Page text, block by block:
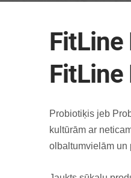
FitLine
FitLine
Probiotiķis jeb
kultūrām ar
olbaltumvielām un